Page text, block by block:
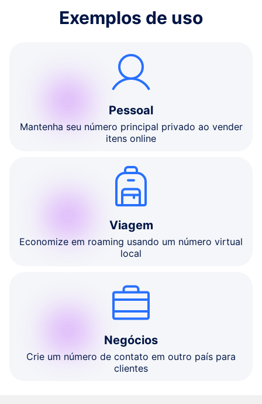
Exemplos de uso
Pessoal
Mantenha seu número principal privado ao vender
itens online
Viagem
Economize em roaming usando um número virtual
local
Negócios
Crie um número de contato em outro país para
clientes